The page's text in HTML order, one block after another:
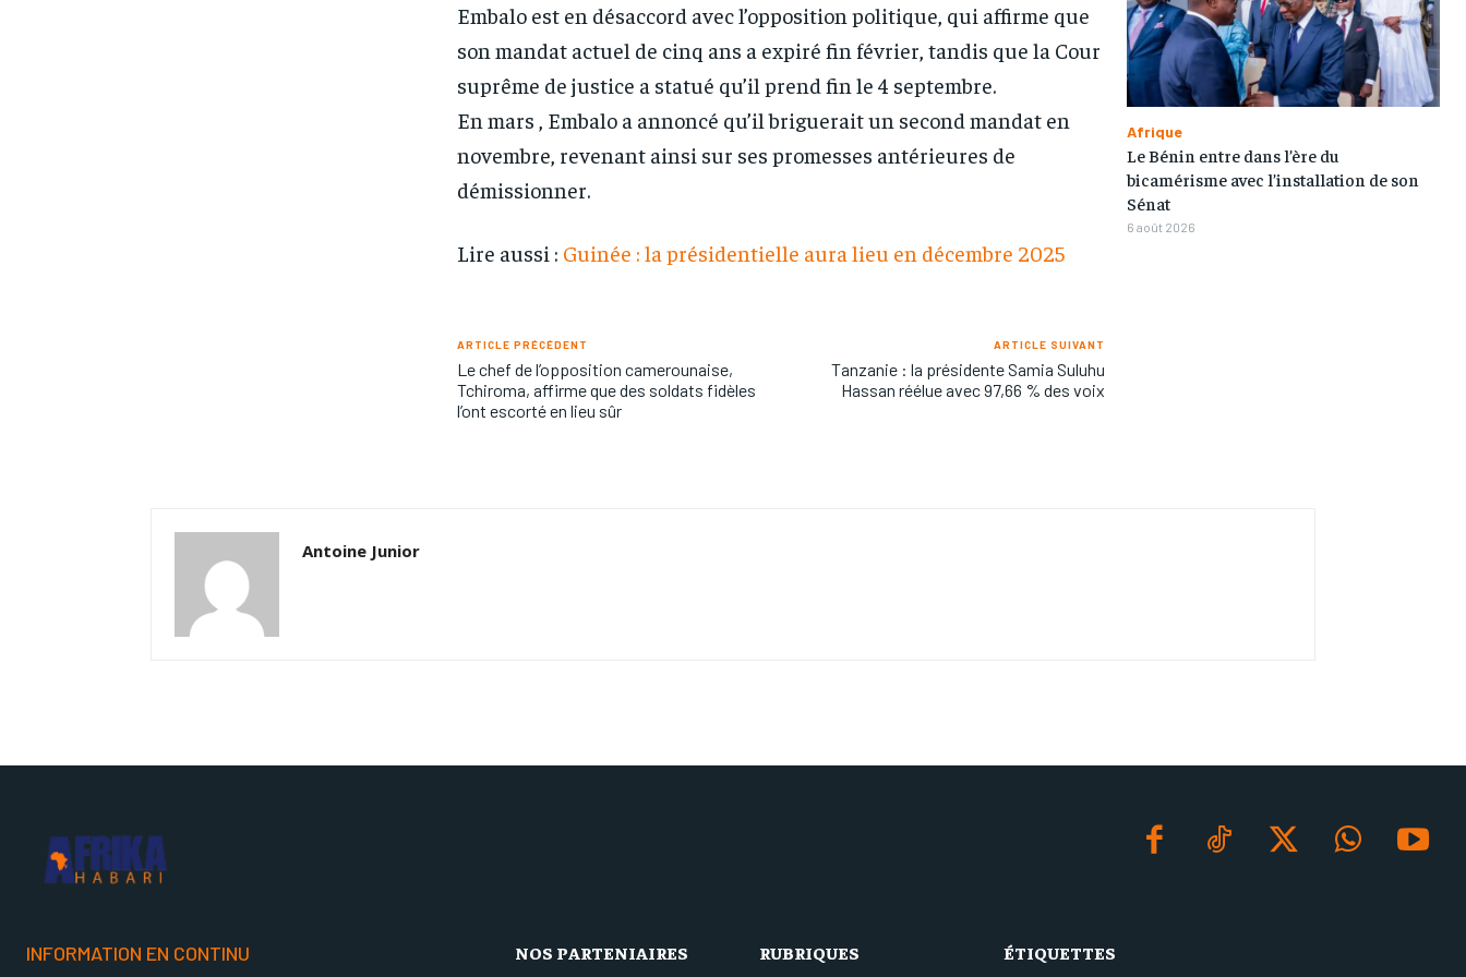
Embalo est en désaccord avec l’opposition politique, qui affirme que
son mandat actuel de cinq ans a expiré fin février, tandis que la Cour
suprême de justice a statué qu’il prend fin le 4 septembre.
En mars , Embalo a annoncé qu’il briguerait un second mandat en
novembre, revenant ainsi sur ses promesses antérieures de
démissionner.
Lire aussi : Guinée : la présidentielle aura lieu en décembre 2025
ARTICLE PRÉCÉDENT
Le chef de l’opposition camerounaise,
Tchiroma, affirme que des soldats fidèles
l’ont escorté en lieu sûr
ARTICLE SUIVANT
Tanzanie : la présidente Samia Suluhu
Hassan réélue avec 97,66 % des voix
Afrique
Le Bénin entre dans l’ère du
bicamérisme avec l’installation de son
Sénat
6 août 2026
Antoine Junior
INFORMATION EN CONTINU NOS PARTENIAIRES RUBRIQUES ÉTIQUETTES